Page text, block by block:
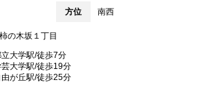
方位 南西
の木坂１丁目
大学駅/徒歩7分
大学駅/徒歩19分
が丘駅/徒歩25分